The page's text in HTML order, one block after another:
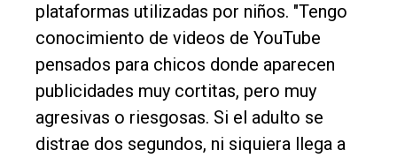
plataformas utilizadas por niños. "Tengo
conocimiento de videos de YouTube
pensados para chicos donde aparecen
publicidades muy cortitas, pero muy
agresivas o riesgosas. Si el adulto se
distrae dos segundos, ni siquiera llega a